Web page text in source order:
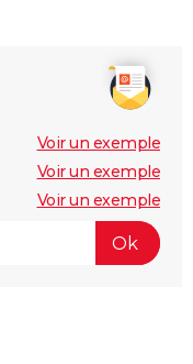
Voir un exemple
Voir un exemple
Voir un exemple